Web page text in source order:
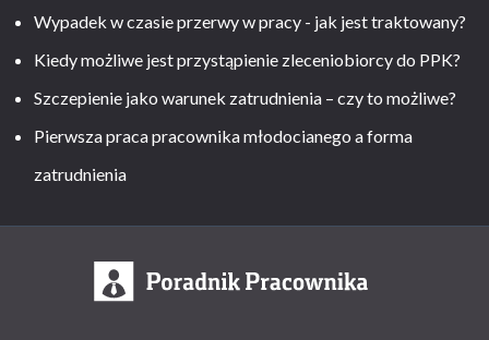
Wypadek w czasie przerwy w pracy - jak jest traktowany?
Kiedy możliwe jest przystąpienie zleceniobiorcy do PPK?
Szczepienie jako warunek zatrudnienia – czy to możliwe?
Pierwsza praca pracownika młodocianego a forma
zatrudnienia